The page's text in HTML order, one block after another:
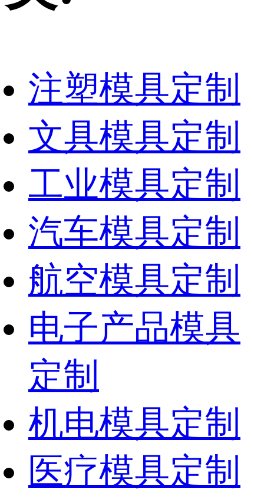
注塑模具定制
文具模具定制
工业模具定制
汽车模具定制
航空模具定制
电子产品模具
定制
机电模具定制
医疗模具定制